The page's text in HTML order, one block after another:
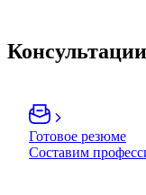
Готовое резюме
Составим